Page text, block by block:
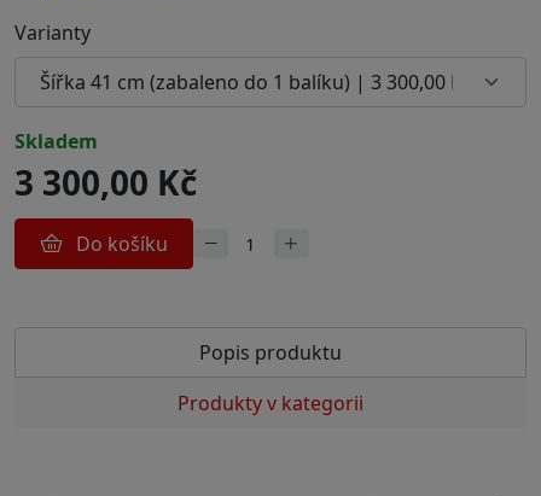
Varianty
skladem
3 300,00 Kč
Do košíku
Popis produktu
Produkty v kategorii